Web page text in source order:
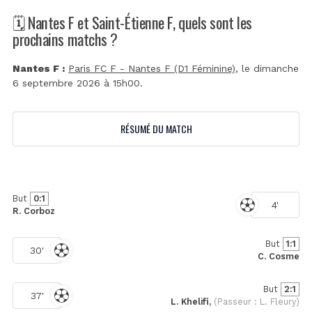
🗓️ Nantes F et Saint-Étienne F, quels sont les
prochains matchs ?
Nantes F : Paris FC F - Nantes F (D1 Féminine), le dimanche
6 septembre 2026 à 15h00.
RÉSUMÉ DU MATCH
4'
But
0:1
R. Corboz
30'
But 1:1
C. Cosme
37'
But 2:1
L. Khelifi, (Passeur : L. Fleury)